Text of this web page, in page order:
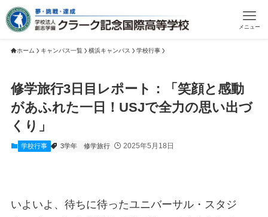
メニュー
ホーム キャンパス一覧 横浜キャンパス 学校行事
修学旅行3日目レポート：「笑顔と感動
があふれた一日！USJで全力の思い出づ
くり」
学校行事 3学年 修学旅行 2025年5月18日
いよいよ、待ちに待ったユニバーサル・スタジ